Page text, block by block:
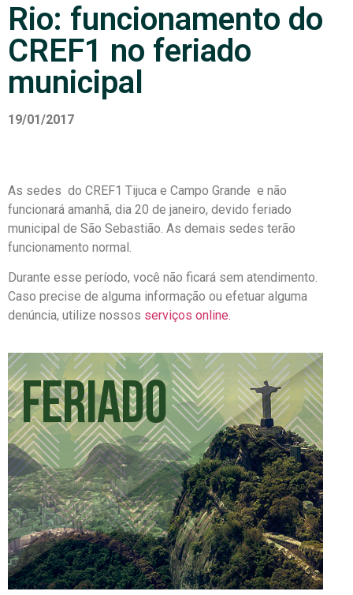
Rio: funcionamento do
CREF1 no feriado
municipal
19/01/2017
As sedes do CREF1 Tijuca e Campo Grande e não
funcionará amanhã, dia 20 de janeiro, devido feriado
municipal de São Sebastião. As demais sedes terão
funcionamento normal.
Durante esse período, você não ficará sem atendimento.
Caso precise de alguma informação ou efetuar alguma
denúncia, utilize nossos serviços online.